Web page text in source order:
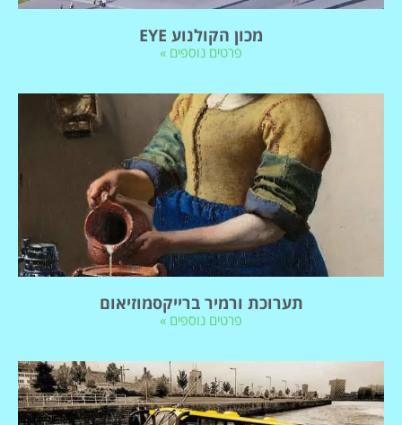
מכון הקולנוע EYE
פרטים נוספים »
תערוכת ורמיר ברייקסמוזיאום
פרטים נוספים »